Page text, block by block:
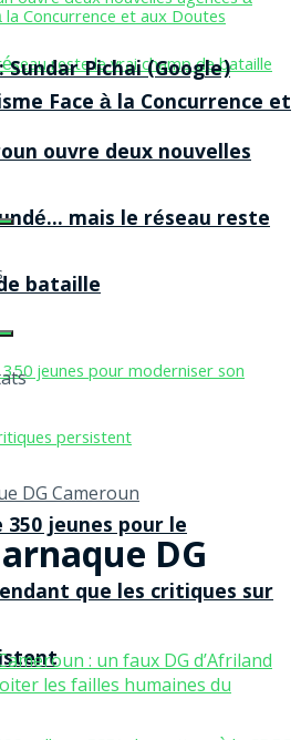
ouvre deux nouvelles
mais le réseau reste
bataille
350 jeunes pour le
que les critiques sur
Pichai (Google)
Face à la Concurrence et
DG Cameroun
arnaque DG